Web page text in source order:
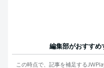
編集部がおすすめ
この時点で、記事を補足する